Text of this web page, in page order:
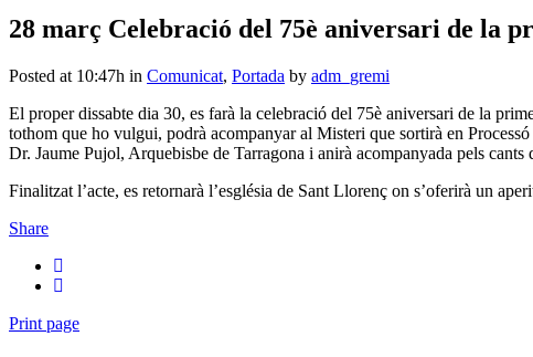
28 març Celebració del 75è aniversari de la
Posted at 10:47h in Comunicat, Portada by adm_gremi
El proper dissabte dia 30, es farà la celebració del 75è aniversari de la
tothom que ho vulgui, podrà acompanyar al Misteri que sortirà en
Dr. Jaume Pujol, Arquebisbe de Tarragona i anirà acompanyada pels
Finalitzat l’acte, es retornarà l’església de Sant Llorenç on s’oferirà un
Share
Print page